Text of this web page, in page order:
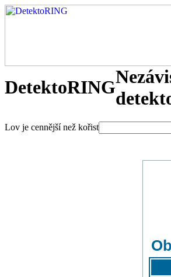
DetektoRING
Lov je cennější než kořist